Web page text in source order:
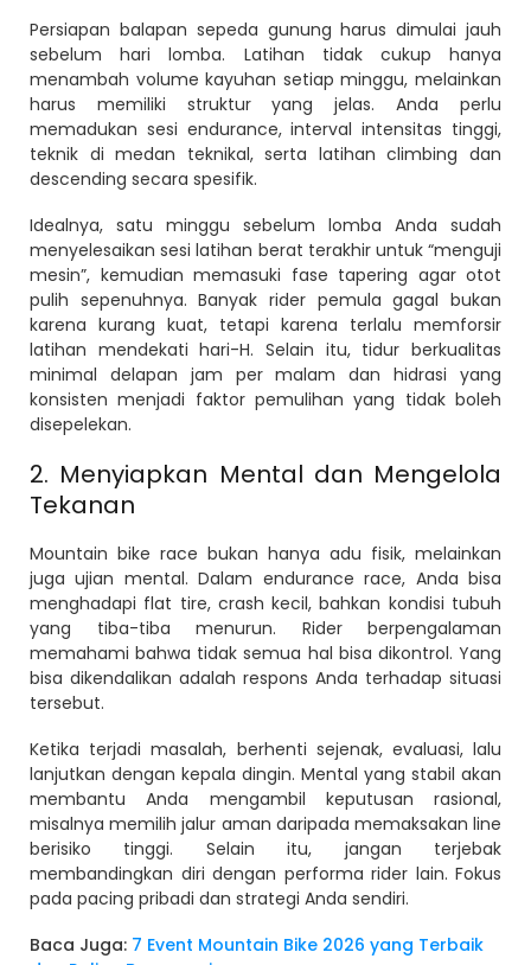
Persiapan balapan sepeda gunung harus dimulai jauh
sebelum hari lomba. Latihan tidak cukup hanya
menambah volume kayuhan setiap minggu, melainkan
harus memiliki struktur yang jelas. Anda perlu
memadukan sesi endurance, interval intensitas tinggi,
teknik di medan teknikal, serta latihan climbing dan
descending secara spesifik.
Idealnya, satu minggu sebelum lomba Anda sudah
menyelesaikan sesi latihan berat terakhir untuk “menguji
mesin”, kemudian memasuki fase tapering agar otot
pulih sepenuhnya. Banyak rider pemula gagal bukan
karena kurang kuat, tetapi karena terlalu memforsir
latihan mendekati hari-H. Selain itu, tidur berkualitas
minimal delapan jam per malam dan hidrasi yang
konsisten menjadi faktor pemulihan yang tidak boleh
disepelekan.
2. Menyiapkan Mental dan Mengelola
Tekanan
Mountain bike race bukan hanya adu fisik, melainkan
juga ujian mental. Dalam endurance race, Anda bisa
menghadapi flat tire, crash kecil, bahkan kondisi tubuh
yang tiba-tiba menurun. Rider berpengalaman
memahami bahwa tidak semua hal bisa dikontrol. Yang
bisa dikendalikan adalah respons Anda terhadap situasi
tersebut.
Ketika terjadi masalah, berhenti sejenak, evaluasi, lalu
lanjutkan dengan kepala dingin. Mental yang stabil akan
membantu Anda mengambil keputusan rasional,
misalnya memilih jalur aman daripada memaksakan line
berisiko tinggi. Selain itu, jangan terjebak
membandingkan diri dengan performa rider lain. Fokus
pada pacing pribadi dan strategi Anda sendiri.
Baca Juga: 7 Event Mountain Bike 2026 yang Terbaik